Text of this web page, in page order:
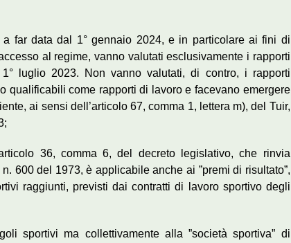
far data dal 1° gennaio 2024, e in particolare ai fini di
al regime, vanno valutati esclusivamente i rapporti
luglio 2023. Non vanno valutati, di contro, i rapporti
qualificabili come rapporti di lavoro e facevano emergere
ai sensi dell’articolo 67, comma 1, lettera m), del Tuir,
36, comma 6, del decreto legislativo, che rinvia
600 del 1973, è applicabile anche ai ”premi di risultato”,
raggiunti, previsti dai contratti di lavoro sportivo degli
sportivi ma collettivamente alla ”società sportiva” di